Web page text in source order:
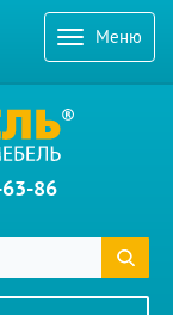
Меню
86